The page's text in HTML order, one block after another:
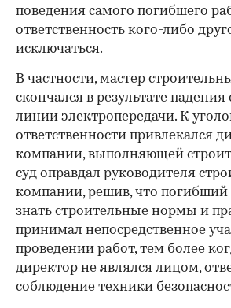
поведения самого погибшего
ответственность кого-либо
исключаться.
В частности, мастер
скончался в результате
линии электропередачи. К
ответственности привлекался
компании, выполняющей
суд оправдал руководителя
компании, решив, что
знать строительные нормы и
принимал непосредственное
проведении работ, тем более
директор не являлся лицом,
соблюдение техники